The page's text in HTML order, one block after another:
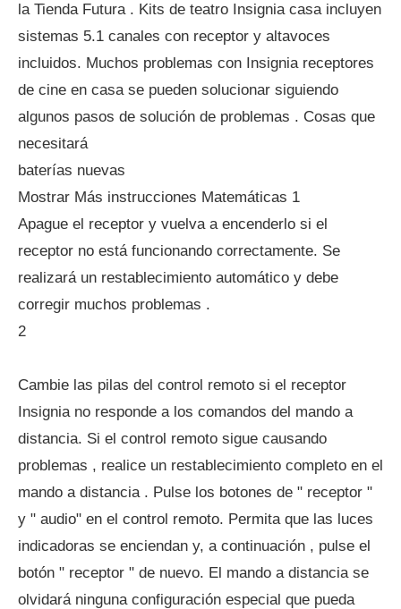
la Tienda Futura . Kits de teatro Insignia casa incluyen
sistemas 5.1 canales con receptor y altavoces
incluidos. Muchos problemas con Insignia receptores
de cine en casa se ​​pueden solucionar siguiendo
algunos pasos de solución de problemas . Cosas que
necesitará
baterías nuevas
Mostrar Más instrucciones Matemáticas 1
Apague el receptor y vuelva a encenderlo si el
receptor no está funcionando correctamente. Se
realizará un restablecimiento automático y debe
corregir muchos problemas .
2
Cambie las pilas del control remoto si el receptor
Insignia no responde a los comandos del mando a
distancia. Si el control remoto sigue causando
problemas , realice un restablecimiento completo en el
mando a distancia . Pulse los botones de " receptor "
y " audio" en el control remoto. Permita que las luces
indicadoras se enciendan y, a continuación , pulse el
botón " receptor " de nuevo. El mando a distancia se
olvidará ninguna configuración especial que pueda